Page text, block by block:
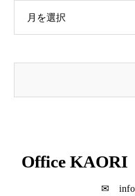
月を選択
Office KAORI
✉